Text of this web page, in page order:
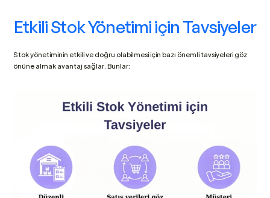
Etkili Stok Yönetimi için Tavsiyeler
Stok yönetiminin etkili ve doğru olabilmesi için bazı önemli tavsiyeleri göz
önüne almak avantaj sağlar. Bunlar: